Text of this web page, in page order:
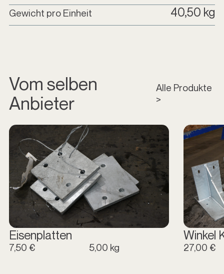
Gewicht pro Einheit 40,50 kg
Vom selben
Anbieter
Alle Produkte
>
Eisenplatten
7,50 € 5,00 kg
Winkel
27,00 €